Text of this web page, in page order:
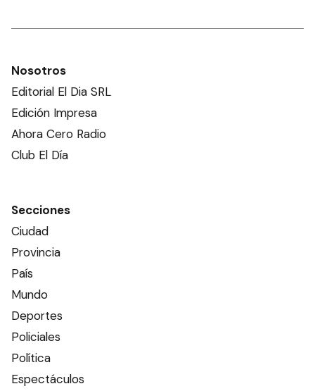
Nosotros
Editorial El Dia SRL
Edición Impresa
Ahora Cero Radio
Club El Día
Secciones
Ciudad
Provincia
País
Mundo
Deportes
Policiales
Política
Espectáculos